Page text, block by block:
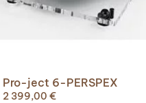
Pro-ject 6-PERSPEX
2 399,00 €